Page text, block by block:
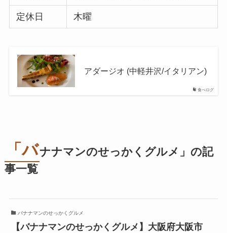
定休日 木曜
食べログ
アダージオ (中軽井沢/イタリアン)
「バナナマンのせっかくグルメ」の記
事一覧
バナナマンのせっかくグルメ
【バナナマンのせっかくグルメ】大阪府大阪市